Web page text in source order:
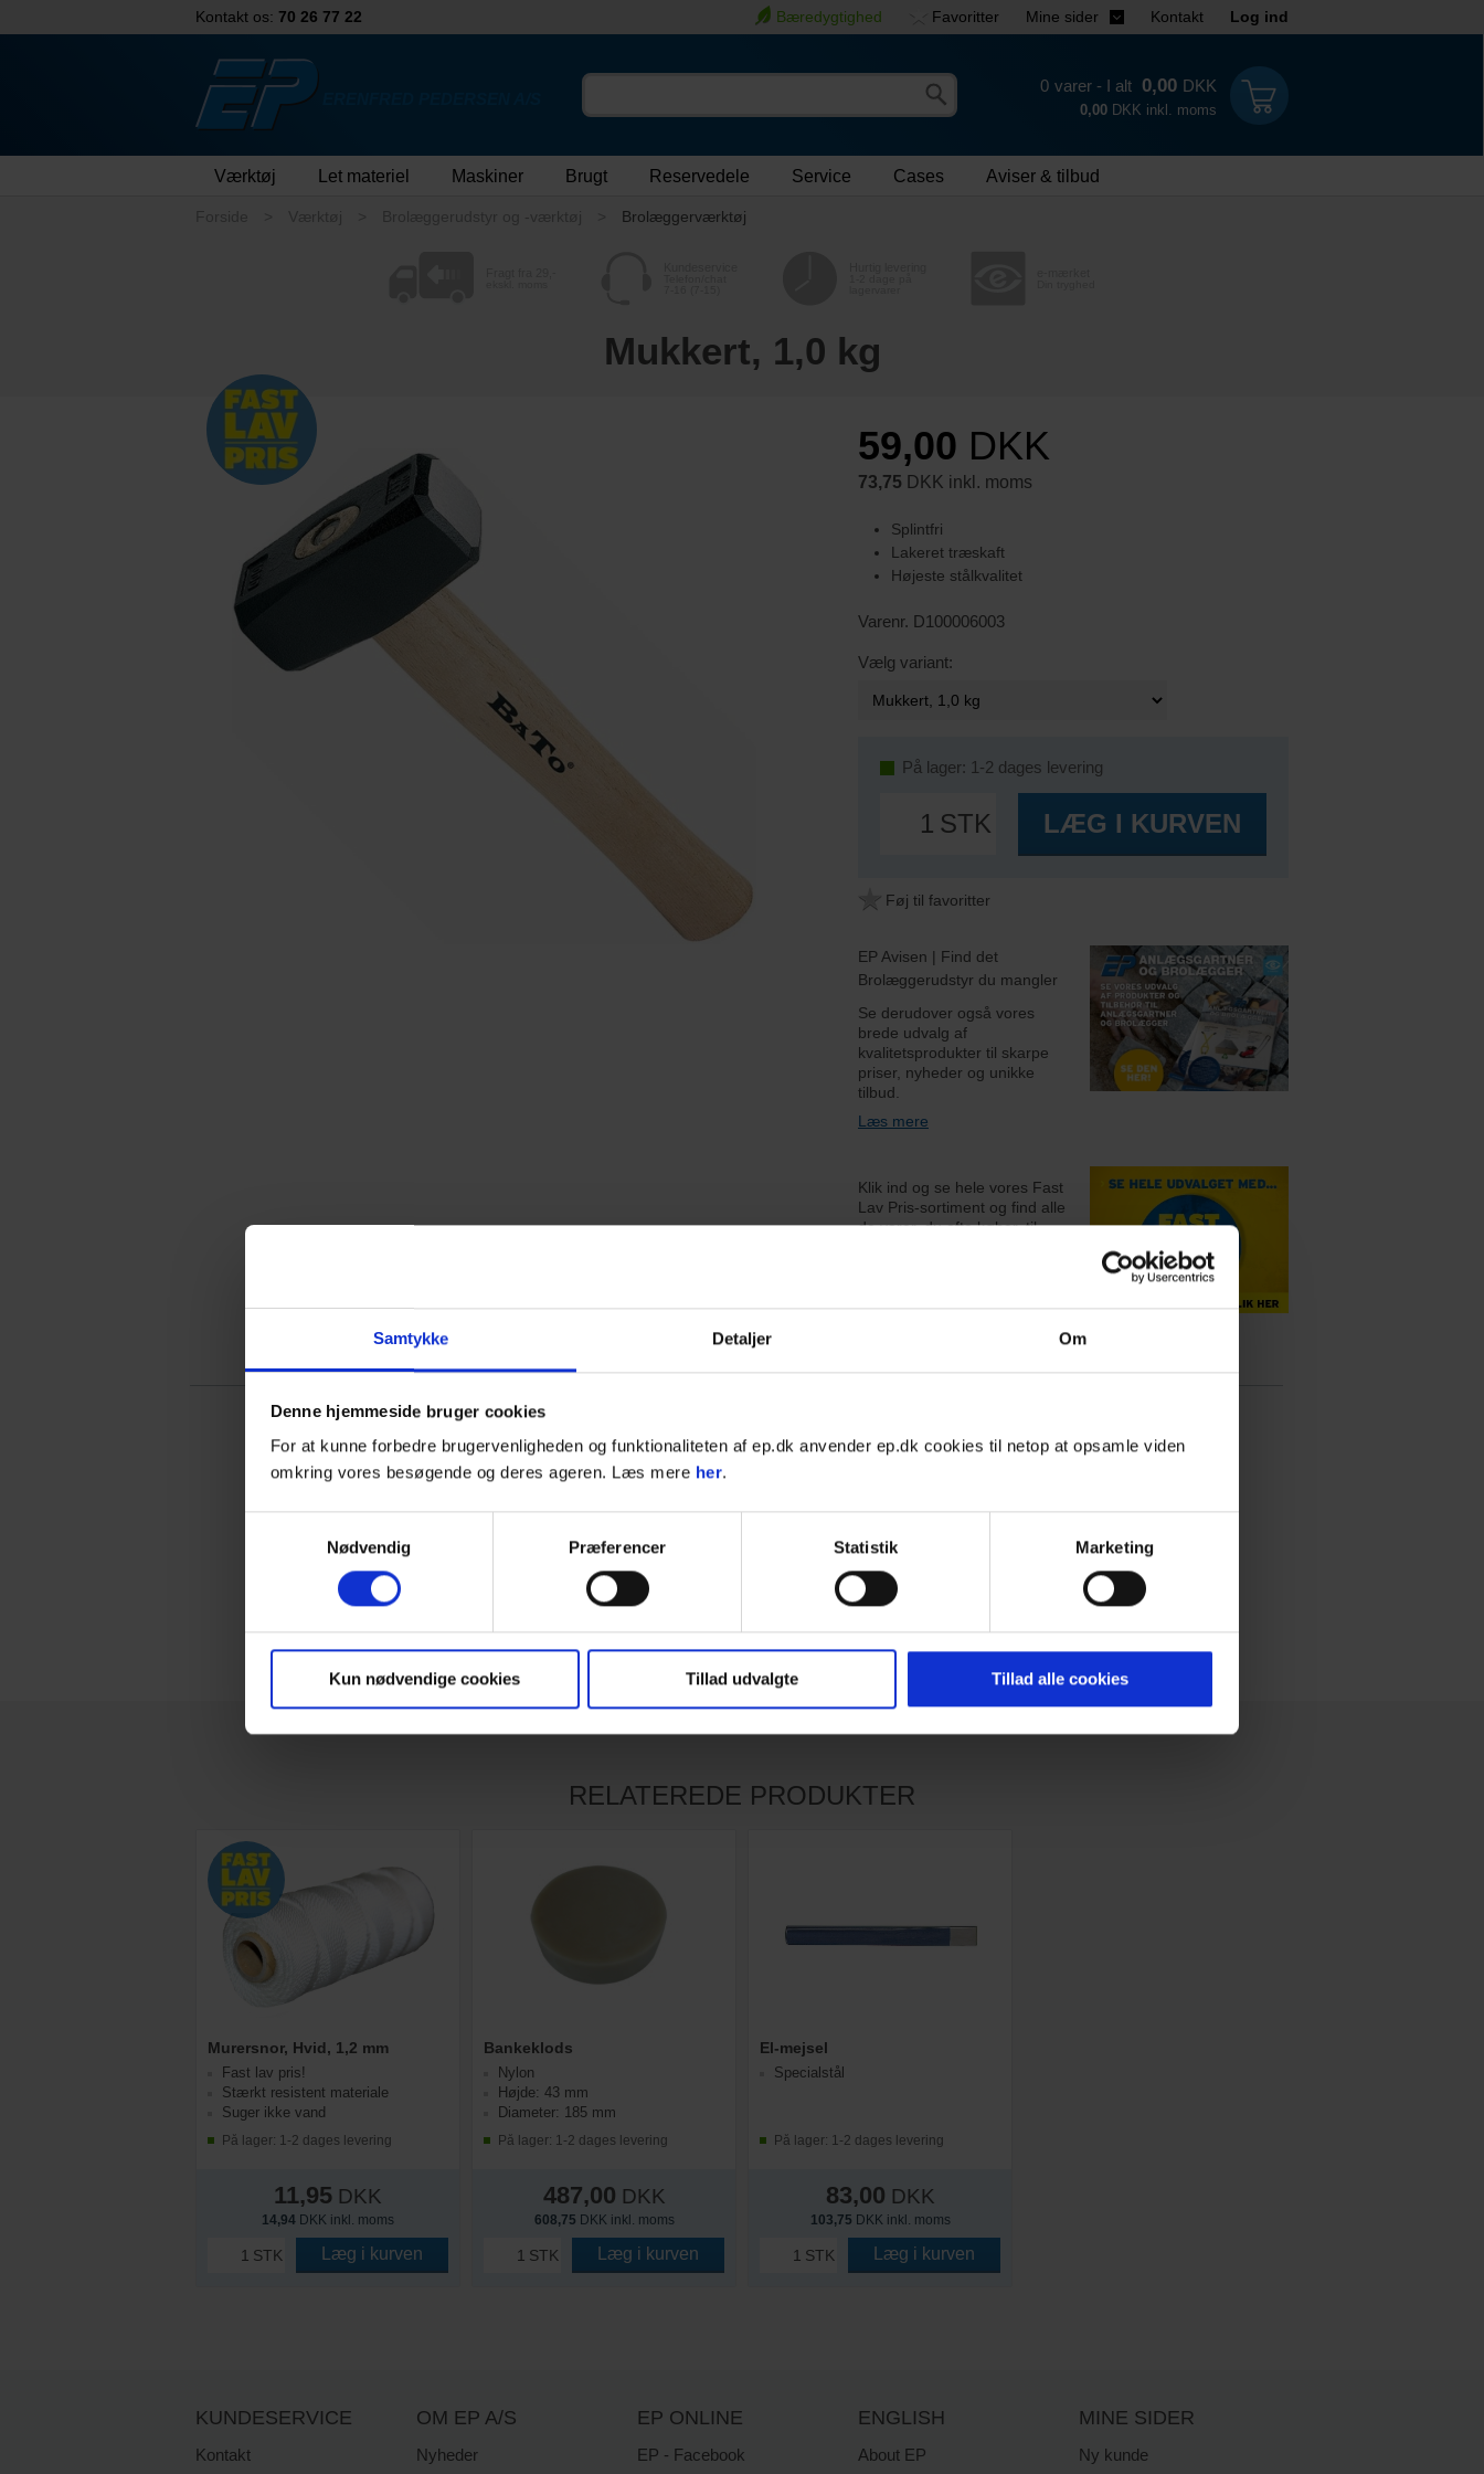
Samtykke Detaljer Om
Denne hjemmeside bruger cookies
For at kunne forbedre brugervenligheden og funktionaliteten af ep.dk anvender ep.dk cookies til netop at opsamle viden
omkring vores besøgende og deres ageren. Læs mere her.
Nødvendig
Præferencer Statistik Marketing
Kun nødvendige cookies Tillad udvalgte Tillad alle cookies
Kontakt os: 70 26 77 22 Bæredygtighed Favoritter Mine sider Kontakt Log ind
0 varer - I alt 0,00 DKK
0,00DKK inkl. moms
Værktøj Let materiel Maskiner Brugt Reservedele Service Cases Aviser & tilbud
Brolæggerværktøj
Mukkert, 1,0 kg
59,00 DKK
73,75 DKK inkl. moms
Splintfri
Lakeret træskaft
Højeste stålkvalitet
Varenr. D100006003
Vælg variant:
På lager: 1-2 dages levering
STK LÆG I KURVEN
Føj til favoritter
EP Avisen | Find det
Brolæggerudstyr du mangler
Se derudover også vores
brede udvalg af
kvalitetsprodukter til skarpe
priser, nyheder og unikke
tilbud.
Læs mere
Klik ind og se hele vores Fast
Lav Pris-sortiment og find alle
de varer, du ofte køber, til
BESKRIVELSE
Denne mukkert vejer 1,0 kilo og er af højeste stålkvalitet samt splintfri ved anvendelse. Skaftet er lavet af lakeret træ.
RELATEREDE PRODUKTER
Murersnor, Hvid, 1,2 mm
Fast lav pris!
Stærkt resistent materiale
Suger ikke vand
På lager: 1-2 dages levering
11,95 DKK
14,94 DKK inkl. moms
STK Læg i kurven
Bankeklods
Nylon
Højde: 43 mm
Diameter: 185 mm
På lager: 1-2 dages levering
487,00 DKK
608,75 DKK inkl. moms
STK Læg i kurven
El-mejsel
Specialstål
På lager: 1-2 dages levering
83,00 DKK
103,75 DKK inkl. moms
STK Læg i kurven
KUNDESERVICE
Kontakt
OM EP A/S
Nyheder
EP ONLINE
EP - Facebook
ENGLISH
About EP
MINE SIDER
Ny kunde